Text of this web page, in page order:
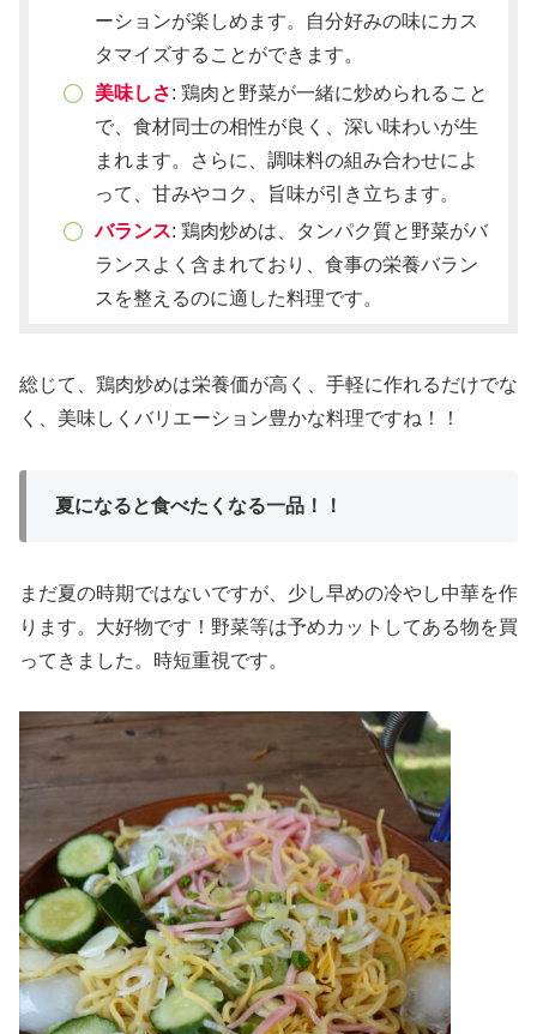
ーションが楽しめます。自分好みの味にカス
タマイズすることができます。
美味しさ: 鶏肉と野菜が一緒に炒められること
で、食材同士の相性が良く、深い味わいが生
まれます。さらに、調味料の組み合わせによ
って、甘みやコク、旨味が引き立ちます。
バランス: 鶏肉炒めは、タンパク質と野菜がバ
ランスよく含まれており、食事の栄養バラン
スを整えるのに適した料理です。
総じて、鶏肉炒めは栄養価が高く、手軽に作れるだけでな
く、美味しくバリエーション豊かな料理ですね！！
夏になると食べたくなる一品！！
まだ夏の時期ではないですが、少し早めの冷やし中華を作
ります。大好物です！野菜等は予めカットしてある物を買
ってきました。時短重視です。